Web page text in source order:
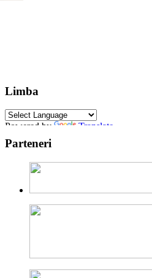
Limba
Powered by Translate
Parteneri